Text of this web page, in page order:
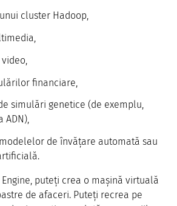
cluster Hadoop,
financiare,
simulări genetice (de exemplu,
ADN),
de învățare automată sau
Engine, puteți crea o mașină virtuală
de afaceri. Puteți recrea pe